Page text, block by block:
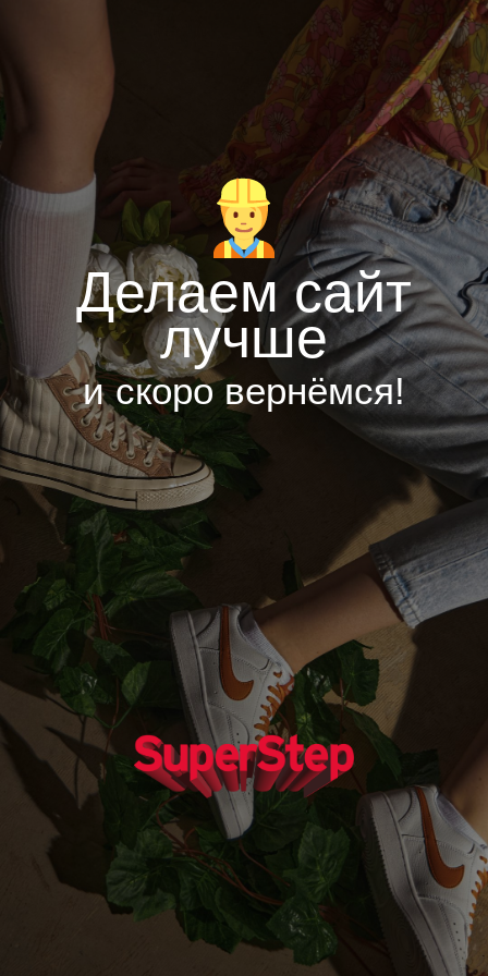
Делаем сайт
лучше
и скоро вернёмся!